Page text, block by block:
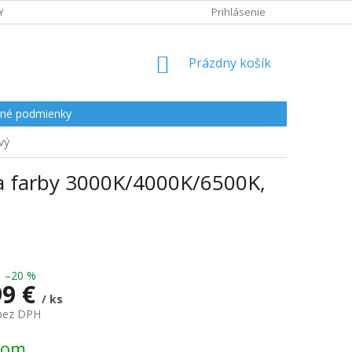
Prihlásenie
NÁKUPNÝ
Prázdny košík
podmienky
farby 3000K/4000K/6500K,
–20 %
€ / ks
DPH